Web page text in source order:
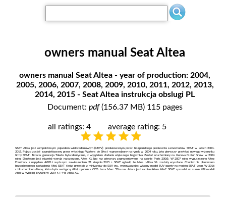
owners manual Seat Altea
owners manual Seat Altea - year of production: 2004,
2005, 2006, 2007, 2008, 2009, 2010, 2011, 2012, 2013,
2014, 2015 - Seat Altea instrukcja obslugi PL
Document: pdf(156.37 MB) 115 pages
all ratings: 4 average rating: 5
SEAT Altea jest kompaktowym pojazdem wielozadaniowym (MPV) produkowanym przez hiszpańskiego producenta samochodów SEAT w latach 2004-
2015. Pojazd został zaprojektowany przez włoskiego Waltera de Silva i wprowadzony na rynek w 2004 roku, jako pierwszy przykład nowego wizerunku
firmy SEAT. Trzecia generacja Toledo była identyczna, z wyjątkiem dodania większego bagażnika. Został uruchomiony na Geneva Motor Show w 2004
roku. Dostępna jest również wersja rozszerzona, Altea XL (po raz pierwszy zaprezentowana na salonie Paris 2006). W 2007 roku wypuszczono Alteę
Freetrack z napędem 4WD i wyższym zawieszeniem. 21 sierpnia 2015 r. SEAT ogłosił, że Altea i Altea XL zostały wycofane. Chociaż nie planowano
bezpośredniego zastąpienia Altei, SEAT śledzi przejście z minivanów do SUV-ów, wprowadzając własny model SUV oparty na modelu SEAT Leon. W 2016
r. Uruchomiono Atecę, która była następcą Altei, zgodnie z CEO Luca Meo: "Dla nas Ateca jest zamiennikiem Altei". SEAT sprzedał w sumie 439 modeli
Altei w Wielkiej Brytanii w 2014 r. I 445 Altea XL.